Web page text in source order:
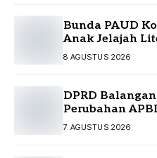
Bunda PAUD
Anak Jelajah
8 AGUSTUS 2026
DPRD
Perubahan
7 AGUSTUS 2026